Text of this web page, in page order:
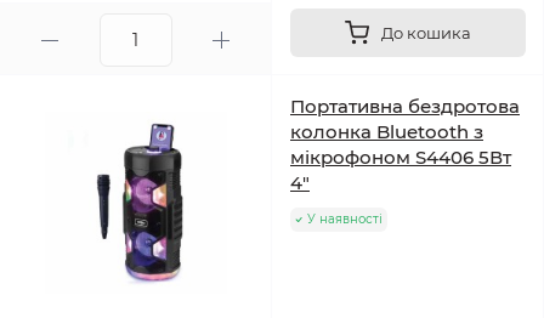
До кошика
Портативна бездротова
колонка Bluetooth з
мікрофоном S4406 5Вт
4"
У наявності